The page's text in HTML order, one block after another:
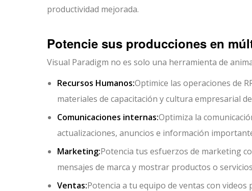
productividad mejorada.
Potencie sus producciones en
Visual Paradigm no es solo una herramienta de
Recursos Humanos:Optimice las operaciones de
materiales de capacitación y cultura empresarial
Comunicaciones internas:Optimiza la
actualizaciones, anuncios e información
Marketing:Potencia tus esfuerzos de marketing
mensajes de marca y mostrar productos o
Ventas:Potencia a tu equipo de ventas con